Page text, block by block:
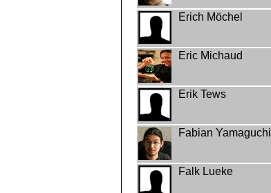
Erich Möchel
Eric Michaud
Erik Tews
Fabian Yamaguchi
Falk Lueke